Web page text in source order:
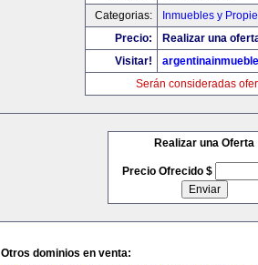
Categorias:
Inmuebles y
Precio:
Realizar una
Visitar!
Serán consideradas
Realizar una Oferta
Precio Ofrecido $
Otros dominios en venta: